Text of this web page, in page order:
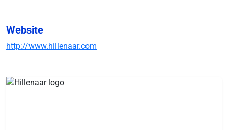
Website
http://www.hillenaar.com